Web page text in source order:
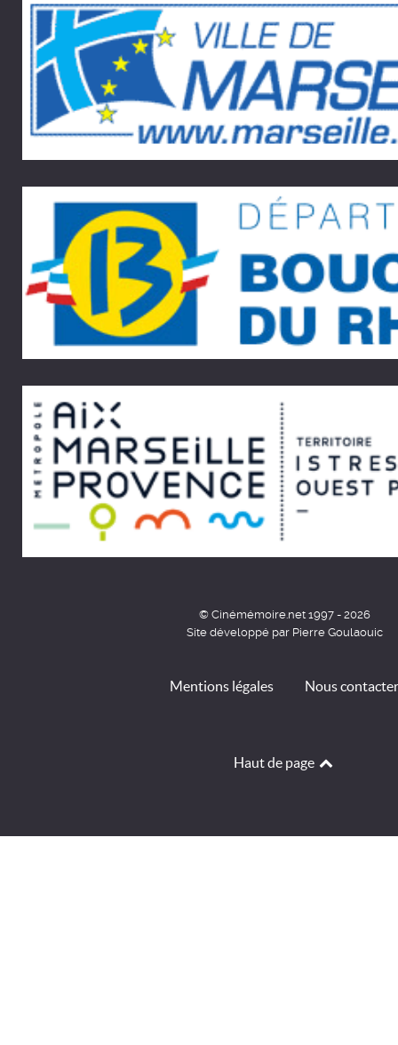
© Cinémémoire.net 1997 - 2026
Site développé par Pierre Goulaouic
Mentions légales Nous contacter
Haut de page